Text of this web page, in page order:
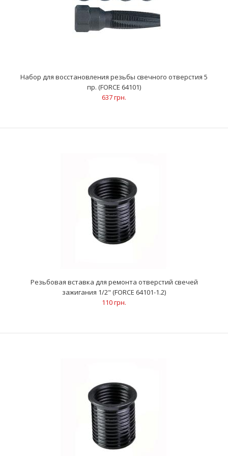
Набор для восстановления резьбы свечного отверстия 5 пр.
ОписаниеВосстанавливает поврежденную резьбу
в алюминиевых цилиндрических головкахПоврежденная р..
Резьбовая вставка для ремонта отверстий свечей
зажигания 1/2" (FORCE 64101-1.2)
110 грн.
Набор для восстановления резьбы свечного отверстия 5
пр. (FORCE 64101)
637 грн.
Резьбовая вставка для ремонта отверстий свечей
зажигания 1/2" (FORCE 64101-1.2)
110 грн.